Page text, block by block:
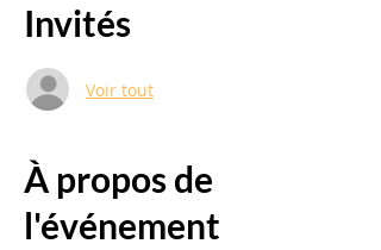
Invités
Voir tout
À propos de
l'événement